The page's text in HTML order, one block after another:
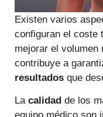
Existen varios
configuran el coste
mejorar el volumen
contribuye a
resultados que
La calidad de los